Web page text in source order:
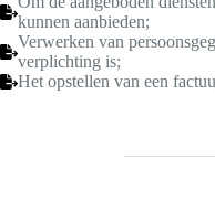
kunnen aanbieden;
Verwerken van
verplichting is;
Het opstellen van een